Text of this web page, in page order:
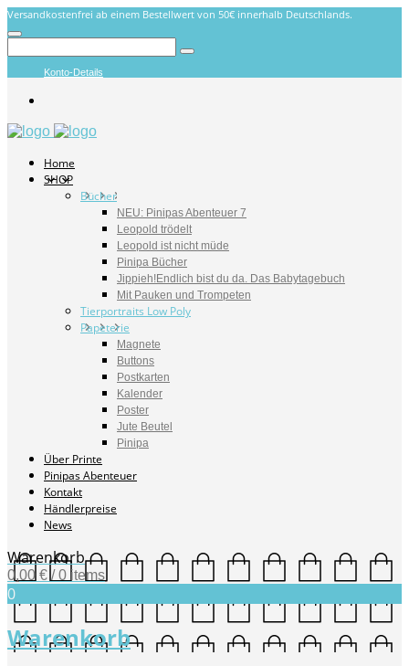
Versandkostenfrei ab einem Bestellwert von 50€ innerhalb Deutschlands.
Konto-Details
Home
SHOP
Bücher
NEU: Pinipas Abenteuer 7
Leopold trödelt
Leopold ist nicht müde
Pinipa Bücher
Jippieh!Endlich bist du da. Das Babytagebuch
Mit Pauken und Trompeten
Tierportraits Low Poly
Papeterie
Magnete
Buttons
Postkarten
Kalender
Poster
Jute Beutel
Pinipa
Über Printe
Pinipas Abenteuer
Kontakt
Händlerpreise
News
Warenkorb
0,00 € / 0 items
0
Warenkorb